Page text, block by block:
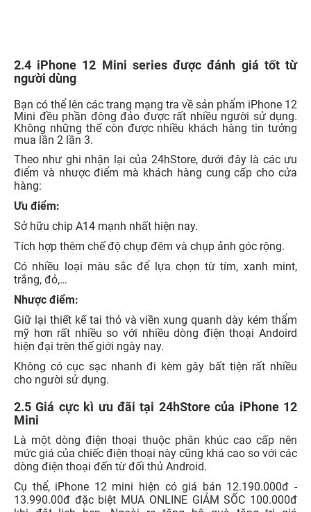
Theo như ghi nhận lại của 24hStore, dưới đây là các ưu
điểm và nhược điểm mà khách hàng cung cấp cho cửa
Ưu điểm:
Sở hữu chip A14 mạnh nhất hiện nay.
Tích hợp thêm chế độ chụp đêm và chụp ảnh góc rộng.
Có nhiều loại màu sắc để lựa chọn từ tím, xanh mint,
trắng, đỏ,…
Nhược điểm:
Giữ lại thiết kế tai thỏ và viền xung quanh dày kém thẩm
mỹ hơn rất nhiều so với nhiều dòng điện thoại Andoird
hiện đại trên thế giới ngày nay.
Không có cục sạc nhanh đi kèm gây bất tiện rất nhiều
cho người sử dụng.
2.5 Giá cực kì ưu đãi tại 24hStore của iPhone 12
Mini
Là một dòng điện thoại thuộc phân khúc cao cấp nên
mức giá của chiếc điện thoại này cũng khá cao so với các
dòng điện thoại đến từ đối thủ Android.
13.990.00đ đặc biệt MUA ONLINE GIẢM SỐC 100.000đ
khi đặt lịch hẹn. Ngoài ra tặng bộ quà tặng trị giá
Với mức giá này, bạn sẽ sở hữu một chiếc iPhone 12 mini
phiên bản chính hãng. Khi mua sản phẩm bạn sẽ được
bảo hành 1 đổi 1, có hóa đơn cam kết chất lượng sản
phẩm cùng với bạn sẽ được giao hàng miễn phí toàn
quốc.